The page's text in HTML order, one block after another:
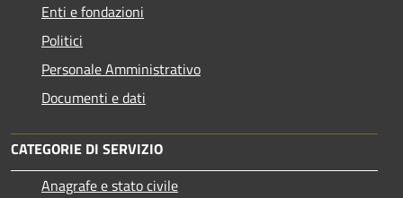
Enti e fondazioni
Politici
Personale Amministrativo
Documenti e dati
CATEGORIE DI SERVIZIO
Anagrafe e stato civile